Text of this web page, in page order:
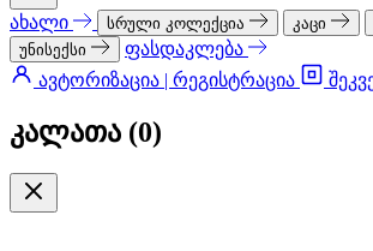
ახალი სრული კოლექცია კაცი
უნისექსი
ფასდაკლება
ავტორიზაცია | რეგისტრაცია
კალათა (0)